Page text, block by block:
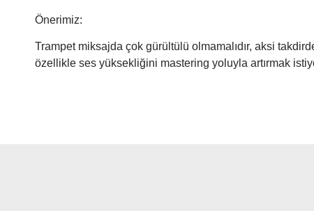
Önerimiz:
Trampet miksajda çok gürültülü olmamalıdır, aksi
özellikle ses yüksekliğini mastering yoluyla artırmak